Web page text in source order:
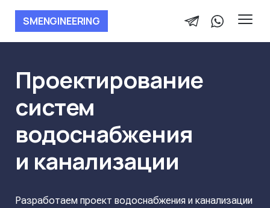
SMENGINEERING
Проектирование
систем
водоснабжения
и канализации
Разработаем проект водоснабжения и канализации